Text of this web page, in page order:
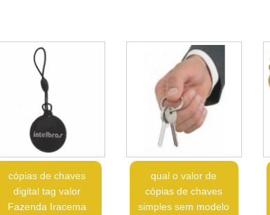
cópias de chaves
digital tag valor
Fazenda Iracema
qual o valor de
cópias de chaves
simples sem modelo